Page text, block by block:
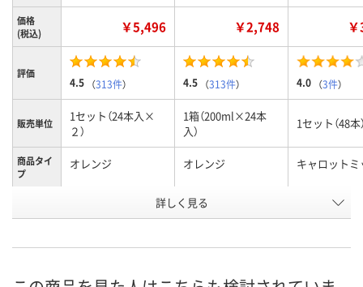
価格
(税込)
￥5,496 ￥2,748
評価
4.5 （313件） 4.5 （313件） 4.0 （3件）
販売単位
1セット（24本入×
２）
1箱（200ml×24本
入）
1セット（48本
商品タイ
プ
オレンジ オレンジ キャロット
2208288 EP66928
8月11日（火）
詳しく見る